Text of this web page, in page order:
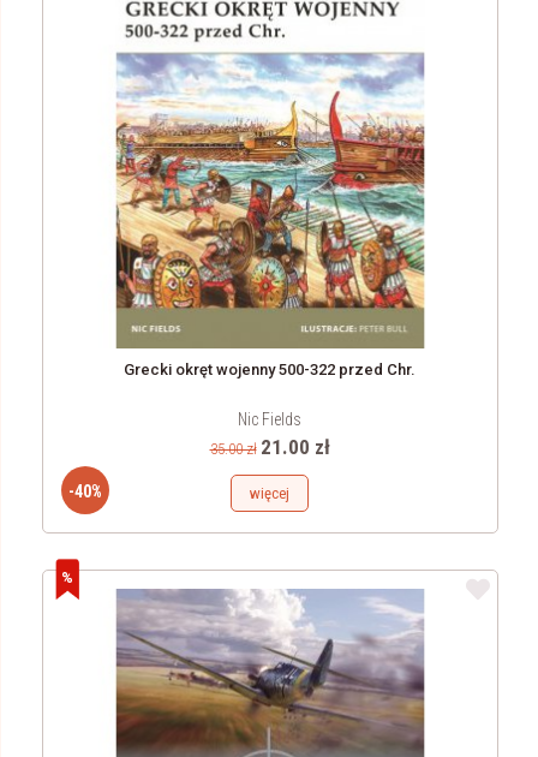
-40%
Grecki okręt wojenny 500-322 przed Chr.
Nic Fields
35.00 zł 21.00 zł
więcej